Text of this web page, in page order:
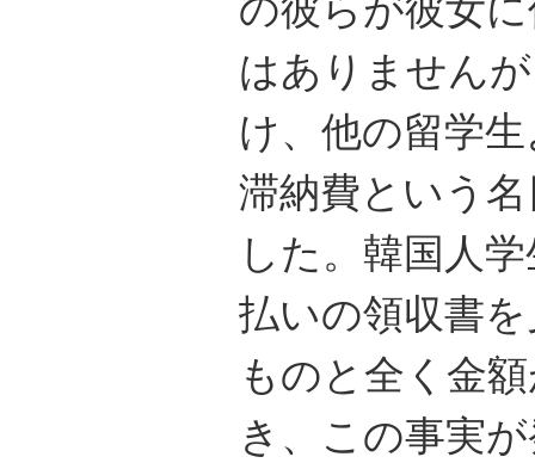
はありません
け、他の留学
滞納費という
した。韓国人
払いの領収書
ものと全く金
き、この事実